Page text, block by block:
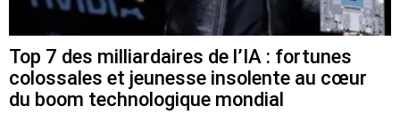
Top 7 des milliardaires de l’IA : fortunes
colossales et jeunesse insolente au cœur
du boom technologique mondial